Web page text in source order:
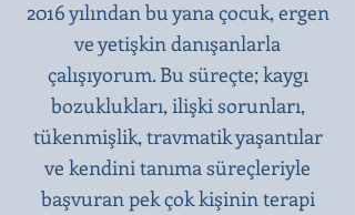
2016 yılından bu yana çocuk, ergen
ve yetişkin danışanlarla
çalışıyorum. Bu süreçte; kaygı
bozuklukları, ilişki sorunları,
tükenmişlik, travmatik yaşantılar
ve kendini tanıma süreçleriyle
başvuran pek çok kişinin terapi